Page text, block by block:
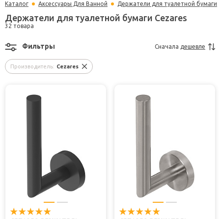
Каталог Аксессуары Для Ванной Держатели для туалетной бумаги
Держатели для туалетной бумаги Cezares
32 товара
Производитель: Cezares
Фильтры Сначала дешевле